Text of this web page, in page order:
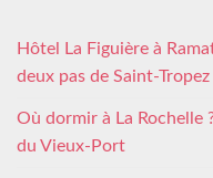
Hôtel La Figuière à
deux pas de Saint-Tropez
Où dormir à La Rochelle
du Vieux-Port